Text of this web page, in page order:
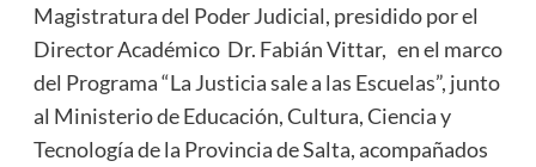
Magistratura del Poder Judicial, presidido por el
Director Académico Dr. Fabián Vittar, en el marco
del Programa “La Justicia sale a las Escuelas”, junto
al Ministerio de Educación, Cultura, Ciencia y
Tecnología de la Provincia de Salta, acompañados